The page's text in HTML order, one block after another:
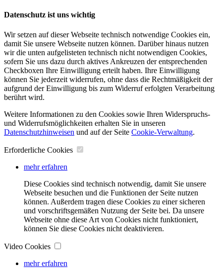
Datenschutz ist uns wichtig
Wir setzen auf dieser Webseite technisch notwendige Cookies ein,
damit Sie unsere Webseite nutzen können. Darüber hinaus nutzen
wir die unten aufgelisteten technisch nicht notwendigen Cookies,
sofern Sie uns dazu durch aktives Ankreuzen der entsprechenden
Checkboxen Ihre Einwilligung erteilt haben. Ihre Einwilligung
können Sie jederzeit widerrufen, ohne dass die Rechtmäßigkeit der
aufgrund der Einwilligung bis zum Widerruf erfolgten Verarbeitung
berührt wird.
Weitere Informationen zu den Cookies sowie Ihren Widerspruchs-
und Widerrufsmöglichkeiten erhalten Sie in unseren
Datenschutzhinweisen und auf der Seite Cookie-Verwaltung​.
Erforderliche Cookies
mehr erfahren
Diese Cookies sind technisch notwendig, damit Sie unsere
Webseite besuchen und die Funktionen der Seite nutzen
können. Außerdem tragen diese Cookies zu einer sicheren
und vorschriftsgemäßen Nutzung der Seite bei. Da unsere
Webseite ohne diese Art von Cookies nicht funktioniert,
können Sie diese Cookies nicht deaktivieren.
Video Cookies
mehr erfahren